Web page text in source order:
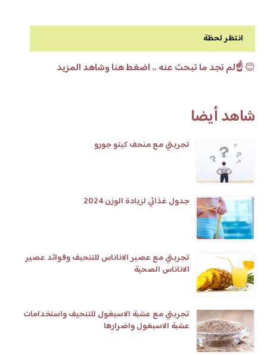
انتظر لحظة
😊☝️لم تجد ما تبحث عنه .. اضغط هنا وشاهد المزيد
شاهد أيضا
تجربتي مع منحف كيتو جورو
جدول غذائي لزيادة الوزن 2024
تجربتي مع عصير الاناناس للتنحيف وفوائد عصير
الاناناس الصحية
تجربتي مع عشبة الاسبغول للتنحيف واستخدامات
عشبة الاسبغول واضرارها